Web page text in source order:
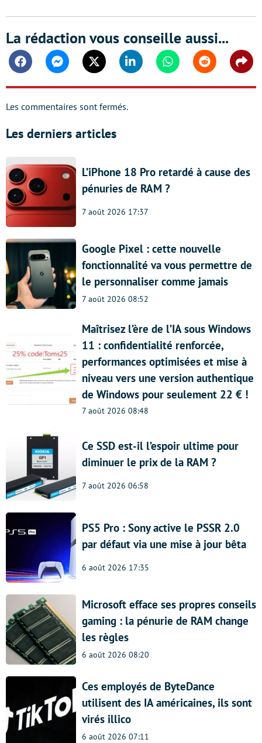
La rédaction vous conseille aussi...
FacebookMessengerTwitter Linkedin WhatsappReddit
Les commentaires sont fermés.
Les derniers articles
L’iPhone 18 Pro retardé à cause des
pénuries de RAM ?
7 août 2026 17:37
Google Pixel : cette nouvelle
fonctionnalité va vous permettre de
le personnaliser comme jamais
7 août 2026 08:52
Maîtrisez l’ère de l’IA sous Windows
11 : confidentialité renforcée,
performances optimisées et mise à
niveau vers une version authentique
de Windows pour seulement 22 € !
7 août 2026 08:48
Ce SSD est-il l’espoir ultime pour
diminuer le prix de la RAM ?
7 août 2026 06:58
PS5 Pro : Sony active le PSSR 2.0
par défaut via une mise à jour bêta
6 août 2026 17:35
Microsoft efface ses propres conseils
gaming : la pénurie de RAM change
les règles
6 août 2026 08:20
Ces employés de ByteDance
utilisent des IA américaines, ils sont
virés illico
6 août 2026 07:11